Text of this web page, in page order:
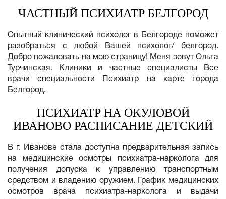
ЧАСТНЫЙ ПСИХИАТР БЕЛГОРОД
Опытный клинический психолог в Белгороде поможет
разобраться с любой Вашей психолог/ белгород.
Добро пожаловать на мою страницу! Меня зовут Ольга
Турчинская. Клиники и частные специалисты Все
врачи специальности Психиатр на карте города
Белгород.
ПСИХИАТР НА ОКУЛОВОЙ
ИВАНОВО РАСПИСАНИЕ ДЕТСКИЙ
В г. Иванове стала доступна предварительная запись
на медицинские осмотры психиатра-нарколога для
получения допуска к управлению транспортным
средством и владению оружием. График медицинских
осмотров врача психиатра-нарколога и выдачи